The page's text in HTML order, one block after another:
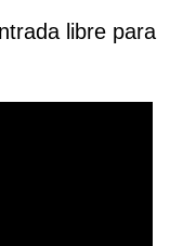
libre para